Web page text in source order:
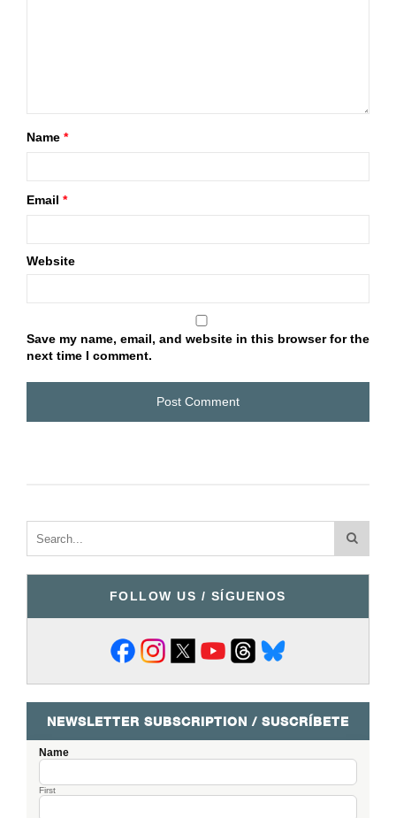
Name *
Email *
Website
Save my name, email, and website in this browser for the
next time I comment.
FOLLOW US / SÍGUENOS
NEWSLETTER SUBSCRIPTION / SUSCRÍBETE
Name
First